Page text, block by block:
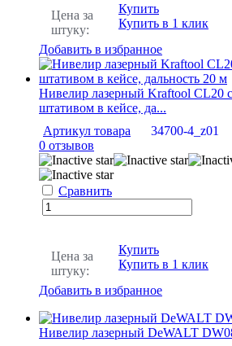
Цена за
штуку:
Купить
Купить в 1 клик
Добавить в избранное
Нивелир лазерный Kraftool CL20
штативом в кейсе, да...
Артикул товара
34700-4_z01
0 отзывов
Сравнить
Цена за
штуку:
Купить
Купить в 1 клик
Добавить в избранное
Нивелир лазерный DeWALT